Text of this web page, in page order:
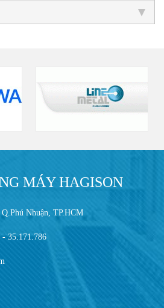
MÁY HAGISON
Nhuận, TP.HCM
35.171.786